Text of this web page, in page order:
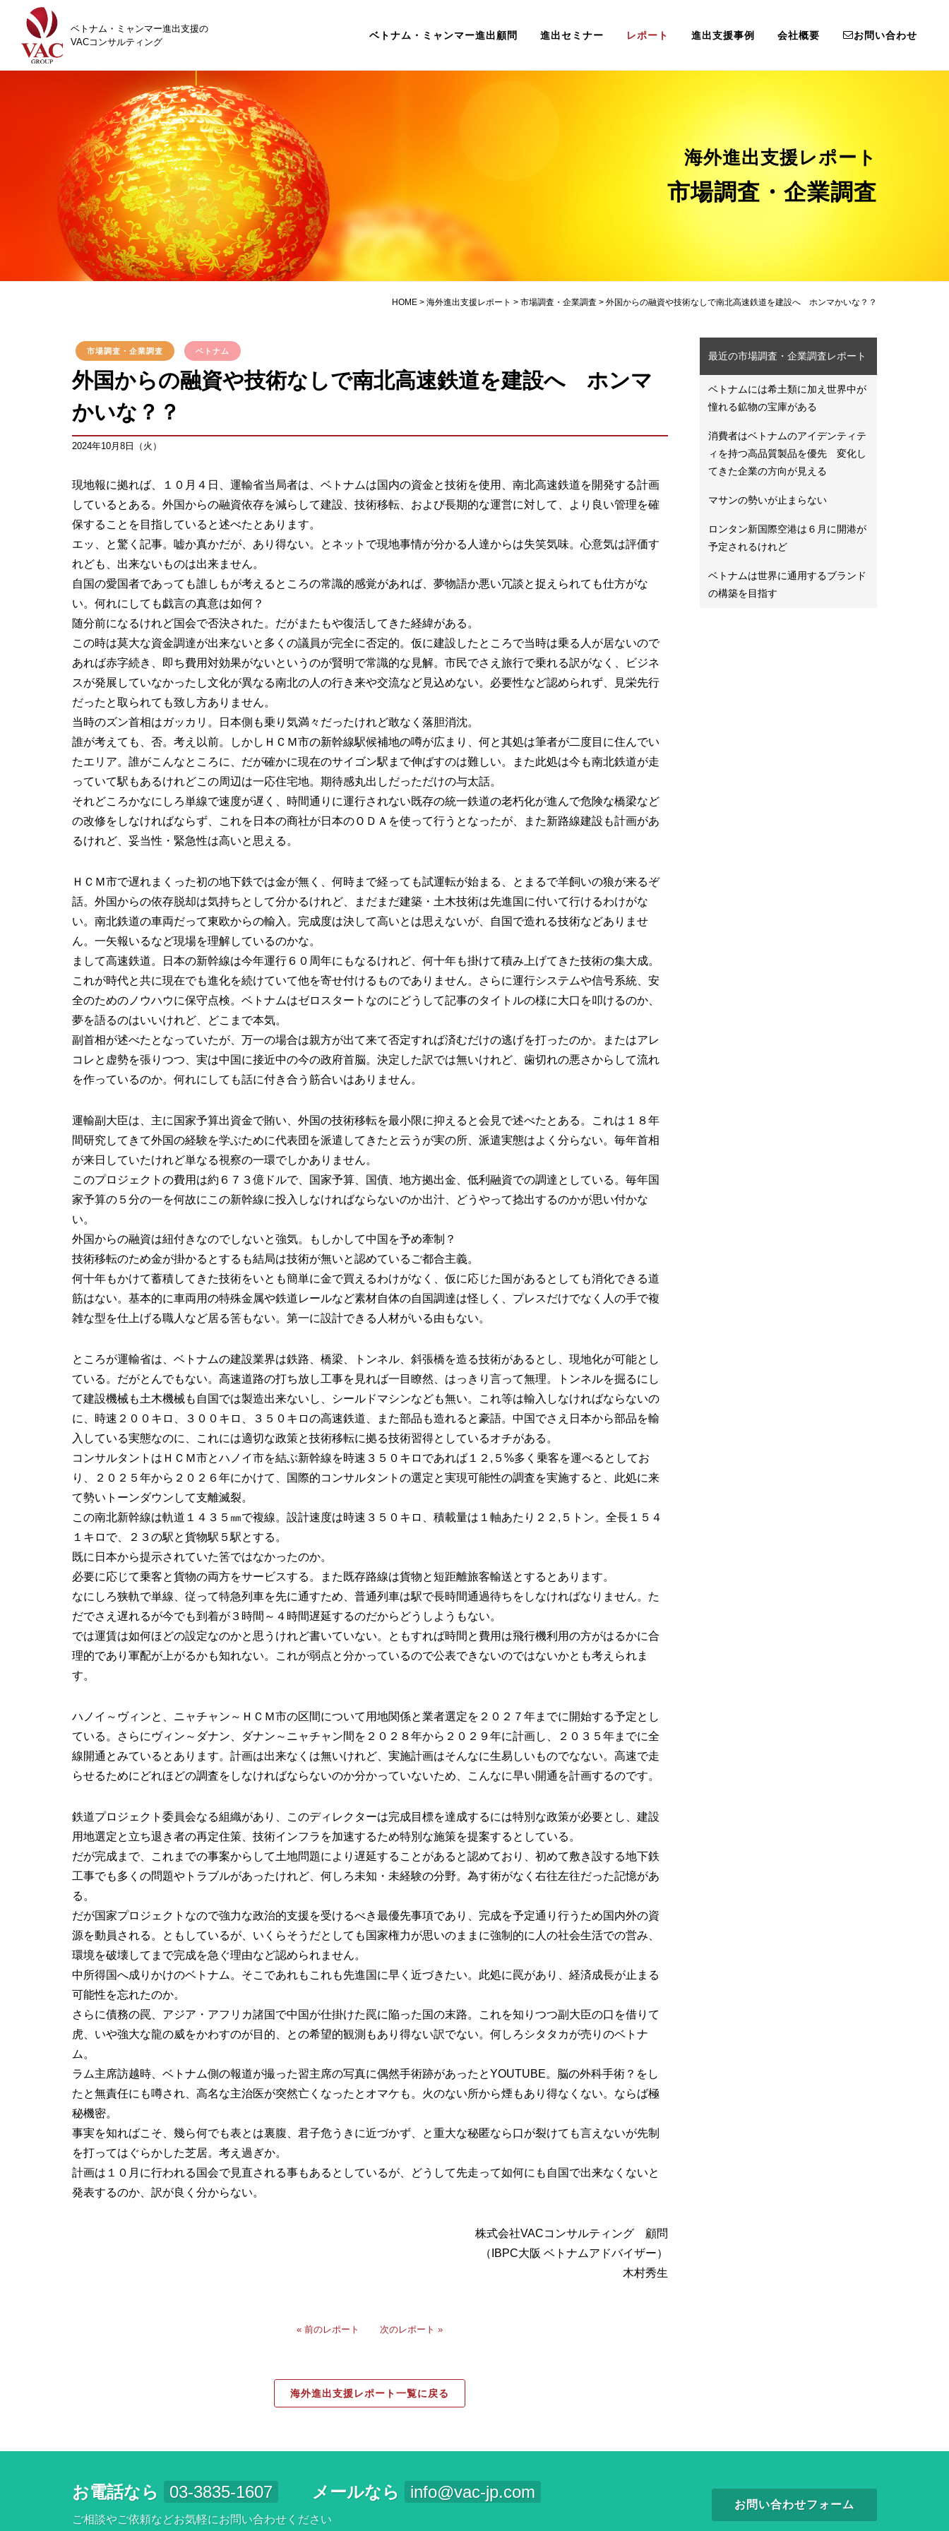
ベトナム・ミャンマー進出支援の
VACコンサルティング
ベトナム・ミャンマー進出顧問 進出セミナー レポート 進出支援事例 会社概要 お問い合わせ
海外進出支援レポート
市場調査・企業調査
HOME > 海外進出支援レポート > 市場調査・企業調査 > 外国からの融資や技術なしで南北高速鉄道を建設へ ホンマかいな？？
市場調査・企業調査 ベトナム
外国からの融資や技術なしで南北高速鉄道を建設へ ホンマ
かいな？？
2024年10月8日（火）
現地報に拠れば、１０月４日、運輸省当局者は、ベトナムは国内の資金と技術を使用、南北高速鉄道を開発する計画
しているとある。外国からの融資依存を減らして建設、技術移転、および長期的な運営に対して、より良い管理を確
保することを目指していると述べたとあります。
エッ、と驚く記事。嘘か真かだが、あり得ない。とネットで現地事情が分かる人達からは失笑気味。心意気は評価す
れども、出来ないものは出来ません。
自国の愛国者であっても誰しもが考えるところの常識的感覚があれば、夢物語か悪い冗談と捉えられても仕方がな
い。何れにしても戯言の真意は如何？
随分前になるけれど国会で否決された。だがまたもや復活してきた経緯がある。
この時は莫大な資金調達が出来ないと多くの議員が完全に否定的。仮に建設したところで当時は乗る人が居ないので
あれば赤字続き、即ち費用対効果がないというのが賢明で常識的な見解。市民でさえ旅行で乗れる訳がなく、ビジネ
スが発展していなかったし文化が異なる南北の人の行き来や交流など見込めない。必要性など認められず、見栄先行
だったと取られても致し方ありません。
当時のズン首相はガッカリ。日本側も乗り気満々だったけれど敢なく落胆消沈。
誰が考えても、否。考え以前。しかしＨＣＭ市の新幹線駅候補地の噂が広まり、何と其処は筆者が二度目に住んでい
たエリア。誰がこんなところに、だが確かに現在のサイゴン駅まで伸ばすのは難しい。また此処は今も南北鉄道が走
っていて駅もあるけれどこの周辺は一応住宅地。期待感丸出しだっただけの与太話。
それどころかなにしろ単線で速度が遅く、時間通りに運行されない既存の統一鉄道の老朽化が進んで危険な橋梁など
の改修をしなければならず、これを日本の商社が日本のＯＤＡを使って行うとなったが、また新路線建設も計画があ
るけれど、妥当性・緊急性は高いと思える。
ＨＣＭ市で遅れまくった初の地下鉄では金が無く、何時まで経っても試運転が始まる、とまるで羊飼いの狼が来るぞ
話。外国からの依存脱却は気持ちとして分かるけれど、まだまだ建築・土木技術は先進国に付いて行けるわけがな
い。南北鉄道の車両だって東欧からの輸入。完成度は決して高いとは思えないが、自国で造れる技術などありませ
ん。一矢報いるなど現場を理解しているのかな。
まして高速鉄道。日本の新幹線は今年運行６０周年にもなるけれど、何十年も掛けて積み上げてきた技術の集大成。
これが時代と共に現在でも進化を続けていて他を寄せ付けるものでありません。さらに運行システムや信号系統、安
全のためのノウハウに保守点検。ベトナムはゼロスタートなのにどうして記事のタイトルの様に大口を叩けるのか、
夢を語るのはいいけれど、どこまで本気。
副首相が述べたとなっていたが、万一の場合は親方が出て来て否定すれば済むだけの逃げを打ったのか。またはアレ
コレと虚勢を張りつつ、実は中国に接近中の今の政府首脳。決定した訳では無いけれど、歯切れの悪さからして流れ
を作っているのか。何れにしても話に付き合う筋合いはありません。
運輸副大臣は、主に国家予算出資金で賄い、外国の技術移転を最小限に抑えると会見で述べたとある。これは１８年
間研究してきて外国の経験を学ぶために代表団を派遣してきたと云うが実の所、派遣実態はよく分らない。毎年首相
が来日していたけれど単なる視察の一環でしかありません。
このプロジェクトの費用は約６７３億ドルで、国家予算、国債、地方拠出金、低利融資での調達としている。毎年国
家予算の５分の一を何故にこの新幹線に投入しなければならないのか出汁、どうやって捻出するのかが思い付かな
い。
外国からの融資は紐付きなのでしないと強気。もしかして中国を予め牽制？
技術移転のため金が掛かるとするも結局は技術が無いと認めているご都合主義。
何十年もかけて蓄積してきた技術をいとも簡単に金で買えるわけがなく、仮に応じた国があるとしても消化できる道
筋はない。基本的に車両用の特殊金属や鉄道レールなど素材自体の自国調達は怪しく、プレスだけでなく人の手で複
雑な型を仕上げる職人など居る筈もない。第一に設計できる人材がいる由もない。
ところが運輸省は、ベトナムの建設業界は鉄路、橋梁、トンネル、斜張橋を造る技術があるとし、現地化が可能とし
ている。だがとんでもない。高速道路の打ち放し工事を見れば一目瞭然、はっきり言って無理。トンネルを掘るにし
て建設機械も土木機械も自国では製造出来ないし、シールドマシンなども無い。これ等は輸入しなければならないの
に、時速２００キロ、３００キロ、３５０キロの高速鉄道、また部品も造れると豪語。中国でさえ日本から部品を輸
入している実態なのに、これには適切な政策と技術移転に拠る技術習得としているオチがある。
コンサルタントはＨＣＭ市とハノイ市を結ぶ新幹線を時速３５０キロであれば１２,５%多く乗客を運べるとしてお
り、２０２５年から２０２６年にかけて、国際的コンサルタントの選定と実現可能性の調査を実施すると、此処に来
て勢いトーンダウンして支離滅裂。
この南北新幹線は軌道１４３５㎜で複線。設計速度は時速３５０キロ、積載量は１軸あたり２２,５トン。全長１５４
１キロで、２３の駅と貨物駅５駅とする。
既に日本から提示されていた筈ではなかったのか。
必要に応じて乗客と貨物の両方をサービスする。また既存路線は貨物と短距離旅客輸送とするとあります。
なにしろ狭軌で単線、従って特急列車を先に通すため、普通列車は駅で長時間通過待ちをしなければなりません。た
だでさえ遅れるが今でも到着が３時間～４時間遅延するのだからどうしようもない。
では運賃は如何ほどの設定なのかと思うけれど書いていない。ともすれば時間と費用は飛行機利用の方がはるかに合
理的であり軍配が上がるかも知れない。これが弱点と分かっているので公表できないのではないかとも考えられま
す。
ハノイ～ヴィンと、ニャチャン～ＨＣＭ市の区間について用地関係と業者選定を２０２７年までに開始する予定とし
ている。さらにヴィン～ダナン、ダナン～ニャチャン間を２０２８年から２０２９年に計画し、２０３５年までに全
線開通とみているとあります。計画は出来なくは無いけれど、実施計画はそんなに生易しいものでなない。高速で走
らせるためにどれほどの調査をしなければならないのか分かっていないため、こんなに早い開通を計画するのです。
鉄道プロジェクト委員会なる組織があり、このディレクターは完成目標を達成するには特別な政策が必要とし、建設
用地選定と立ち退き者の再定住策、技術インフラを加速するため特別な施策を提案するとしている。
だが完成まで、これまでの事案からして土地問題により遅延することがあると認めており、初めて敷き設する地下鉄
工事でも多くの問題やトラブルがあったけれど、何しろ未知・未経験の分野。為す術がなく右往左往だった記憶があ
る。
だが国家プロジェクトなので強力な政治的支援を受けるべき最優先事項であり、完成を予定通り行うため国内外の資
源を動員される。ともしているが、いくらそうだとしても国家権力が思いのままに強制的に人の社会生活での営み、
環境を破壊してまで完成を急ぐ理由など認められません。
中所得国へ成りかけのベトナム。そこであれもこれも先進国に早く近づきたい。此処に罠があり、経済成長が止まる
可能性を忘れたのか。
さらに債務の罠、アジア・アフリカ諸国で中国が仕掛けた罠に陥った国の末路。これを知りつつ副大臣の口を借りて
虎、いや強大な龍の威をかわすのが目的、との希望的観測もあり得ない訳でない。何しろシタタカが売りのベトナ
ム。
ラム主席訪越時、ベトナム側の報道が撮った習主席の写真に偶然手術跡があったとYOUTUBE。脳の外科手術？をし
たと無責任にも噂され、高名な主治医が突然亡くなったとオマケも。火のない所から煙もあり得なくない。ならば極
秘機密。
事実を知ればこそ、幾ら何でも表とは裏腹、君子危うきに近づかず、と重大な秘匿なら口が裂けても言えないが先制
を打ってはぐらかした芝居。考え過ぎか。
計画は１０月に行われる国会で見直される事もあるとしているが、どうして先走って如何にも自国で出来なくないと
発表するのか、訳が良く分からない。
株式会社VACコンサルティング 顧問
（IBPC大阪 ベトナムアドバイザー）
木村秀生
« 前のレポート 次のレポート »
海外進出支援レポート一覧に戻る
最近の市場調査・企業調査レポート
ベトナムには希土類に加え世界中が
憧れる鉱物の宝庫がある
消費者はベトナムのアイデンティテ
ィを持つ高品質製品を優先 変化し
てきた企業の方向が見える
マサンの勢いが止まらない
ロンタン新国際空港は６月に開港が
予定されるけれど
ベトナムは世界に通用するブランド
の構築を目指す
お電話なら 03-3835-1607 メールなら info@vac-jp.com
ご相談やご依頼などお気軽にお問い合わせください
お問い合わせフォーム